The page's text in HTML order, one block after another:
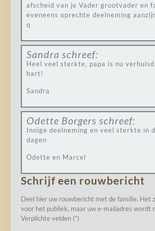
afscheid van je Vader grootvader en
eveneens oprechte deelneming
q
Sandra schreef:
Heel veel sterkte, papa is nu
hart!
Sandra
Odette Borgers schreef:
Innige deelneming en veel sterkte in
dagen
Odette en Marcel
Schrijf een rouwbericht
Deel hier uw rouwbericht met de familie. Het
voor het publiek, maar uw e-mailadres wordt
Verplichte velden (*)